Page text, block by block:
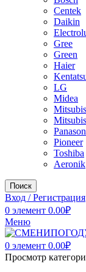
Centek
Daikin
Gree
Green
Haier
LG
Midea
Pioneer
Toshiba
Аeronik
Поиск
Вход / Регистрация
0 элемент 0.00₽
Меню
0 элемент 0.00₽
Просмотр